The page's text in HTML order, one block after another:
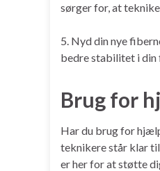
sørger for, at
5. Nyd din nye
bedre stabilitet i din
Brug for
Har du brug for
teknikere står klar til
er her for at støtte